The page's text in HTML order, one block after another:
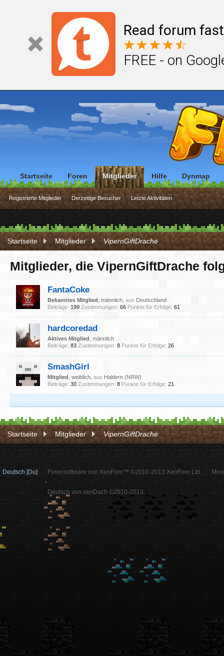
Read forum
FREE - on
Startseite Mitglieder VipernGiftDrache
Mitglieder, die VipernGiftDrache
FantaCoke
Bekanntes Mitglied , männlich, aus Deutschland
Beiträge: 199 Zustimmungen: 66 Punkte für Erfolge: 61
hardcoredad
Aktives Mitglied , männlich
Beiträge: 83 Zustimmungen: 8 Punkte für Erfolge: 26
SmashGirl
Mitglied , weiblich, aus Haldern (NRW)
Beiträge: 30 Zustimmungen: 8 Punkte für Erfolge: 21
Startseite Mitglieder VipernGiftDrache
Startseite Foren Mitglieder
Registrierte Mitglieder Derzeitige Besucher Letzte Aktivitäten
Hilfe Dynmap
Deutsch [Du]
Forensoftware von XenForo™ ©2010-2013 XenForo Ltd.
-
Deutsch von xenDach ©2010-2013